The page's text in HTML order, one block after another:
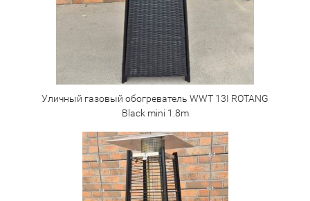
Уличный газовый обогреватель WWT 13I ROTANG
Black mini 1.8m